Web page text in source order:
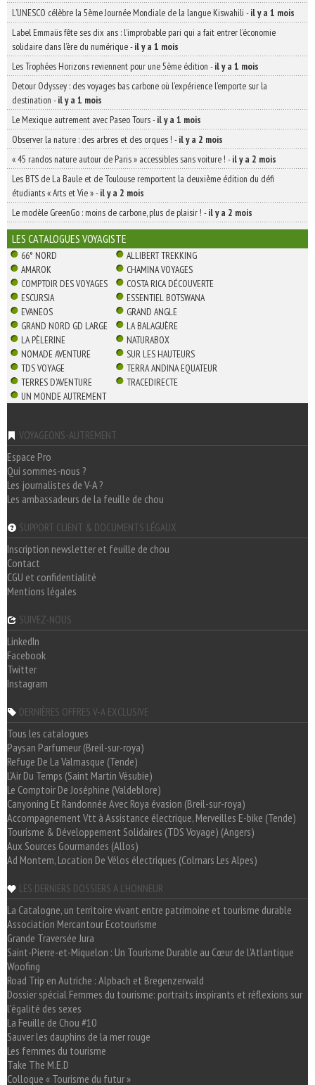
L’UNESCO célèbre la 5ème Journée Mondiale de la langue Kiswahili -il y a 1 mois
Label Emmaüs fête ses dix ans : l’improbable pari qui a fait entrer l’économie
solidaire dans l’ère du numérique-il y a 1 mois
Les Trophées Horizons reviennent pour une 5ème édition -il y a 1 mois
Detour Odyssey : des voyages bas carbone où l’expérience l’emporte sur la
destination -il y a 1 mois
Le Mexique autrement avec Paseo Tours-il y a 1 mois
Observer la nature : des arbres et des orques ! -il y a 2 mois
« 45 randos nature autour de Paris » accessibles sans voiture ! -il y a 2 mois
Les BTS de La Baule et de Toulouse remportent la deuxième édition du défi
étudiants « Arts et Vie »-il y a 2 mois
Le modèle GreenGo : moins de carbone, plus de plaisir ! -il y a 2 mois
LES CATALOGUES VOYAGISTE
66° NORD
ALLIBERT TREKKING
AMAROK
CHAMINA VOYAGES
COMPTOIR DES VOYAGES
COSTA RICA DÉCOUVERTE
ESCURSIA
ESSENTIEL BOTSWANA
EVANEOS
GRAND ANGLE
GRAND NORD GD LARGE
LA BALAGUÈRE
LA PÈLERINE
NATURABOX
NOMADE AVENTURE
SUR LES HAUTEURS
TDS VOYAGE
TERRA ANDINA EQUATEUR
TERRES D'AVENTURE
TRACEDIRECTE
UN MONDE AUTREMENT
VOYAGEONS-AUTREMENT
Espace Pro
Qui sommes-nous ?
Les journalistes de V-A ?
Les ambassadeurs de la feuille de chou
SUPPORT CLIENT & DOCUMENTS LÉGAUX
Inscription newsletter et feuille de chou
Contact
CGU et confidentialité
Mentions légales
SUIVEZ-NOUS
LinkedIn
Facebook
Twitter
Instagram
DERNIÈRES OFFRES V-A EXCLUSIVE
Tous les catalogues
Paysan Parfumeur (Breil-sur-roya)
Refuge De La Valmasque (Tende)
L'Air Du Temps (Saint Martin Vésubie)
Le Comptoir De Joséphine (Valdeblore)
Canyoning Et Randonnée Avec Roya évasion (Breil-sur-roya)
Accompagnement Vtt à Assistance électrique, Merveilles E-bike (Tende)
Tourisme & Développement Solidaires (TDS Voyage) (Angers)
Aux Sources Gourmandes (Allos)
Ad Montem, Location De Vélos électriques (Colmars Les Alpes)
LES DERNIERS DOSSIERS A L'HONNEUR
La Catalogne, un territoire vivant entre patrimoine et tourisme durable
Association Mercantour Ecotourisme
Grande Traversée Jura
Saint-Pierre-et-Miquelon : Un Tourisme Durable au Cœur de l'Atlantique
Woofing
Road Trip en Autriche : Alpbach et Bregenzerwald
Dossier spécial Femmes du tourisme: portraits inspirants et réflexions sur
l'égalité des sexes
La Feuille de Chou #10
Sauver les dauphins de la mer rouge
Les femmes du tourisme
Take The M.E.D
Colloque « Tourisme du futur »